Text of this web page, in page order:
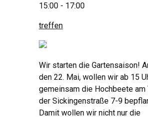
15:00 - 17:00
treffen
Wir starten die Gartensaison!
den 22. Mai, wollen wir ab 15
gemeinsam die Hochbeete am
der Sickingenstraße 7-9
Damit wollen wir nicht nur die